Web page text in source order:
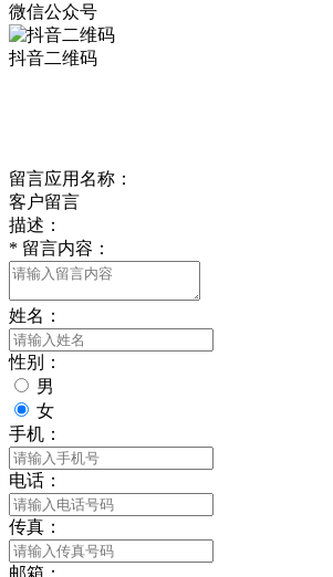
微信公众号
抖音二维码
留言应用名称：
客户留言
描述：
* 留言内容：
姓名：
性别：
男
女
手机：
电话：
传真：
邮箱：